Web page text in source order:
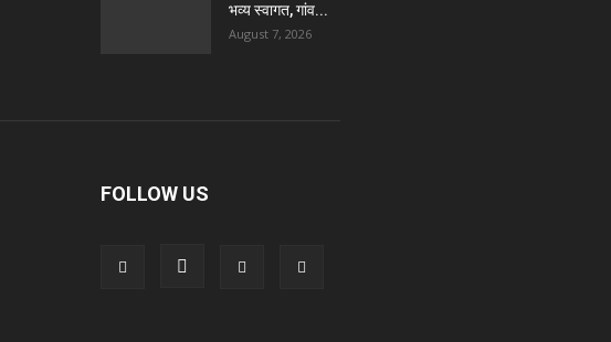
भव्य स्वागत, गांव...
August 7, 2026
FOLLOW US